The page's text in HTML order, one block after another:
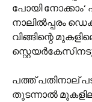
പോയി
നാലില്‍‍പ്പരം
വിങ്ങിന്റെ
പത്ത് പതിനാല്
തുടന്നാല്‍